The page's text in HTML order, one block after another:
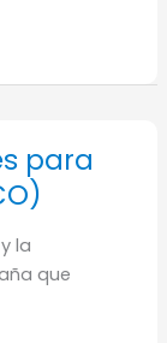
para
la
que